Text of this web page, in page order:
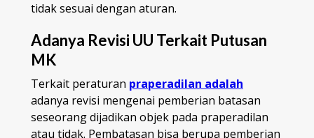
tidak sesuai dengan aturan.
Adanya Revisi UU Terkait Putusan
MK
Terkait peraturan praperadilan adalah
adanya revisi mengenai pemberian batasan
seseorang dijadikan objek pada praperadilan
atau tidak. Pembatasan bisa berupa pemberian